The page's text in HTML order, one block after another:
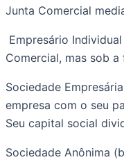
Junta Comercial
Comercial, mas sob
Sociedade
empresa com o seu
Seu capital social
Sociedade Anônima